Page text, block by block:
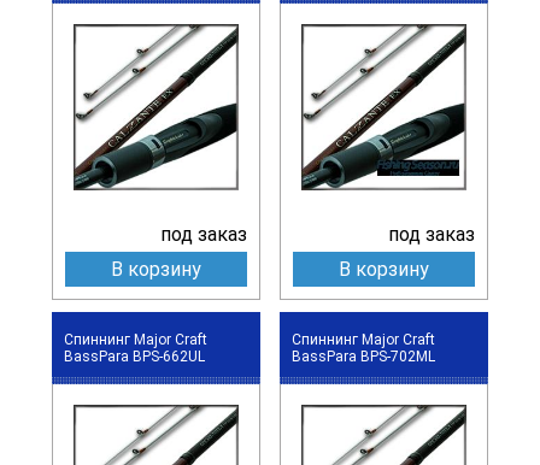
под заказ
В корзину
под заказ
В корзину
Спиннинг Major Craft
BassPara BPS-662UL
Спиннинг Major Craft
BassPara BPS-702ML